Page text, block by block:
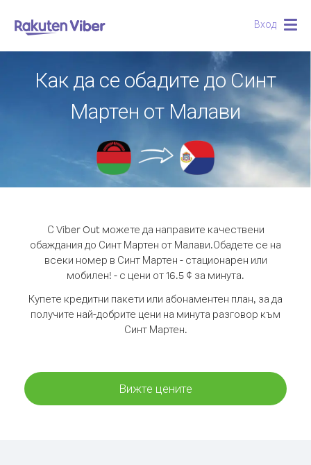
Вход
Как да се обадите до Синт
Мартен от Малави
С Viber Out можете да направите качествени
обаждания до Синт Мартен от Малави.Обадете се на
всеки номер в Синт Мартен - стационарен или
мобилен! - с цени от 16.5 ¢ за минута.
Купете кредитни пакети или абонаментен план, за да
получите най-добрите цени на минута разговор към
Синт Мартен.
Вижте цените